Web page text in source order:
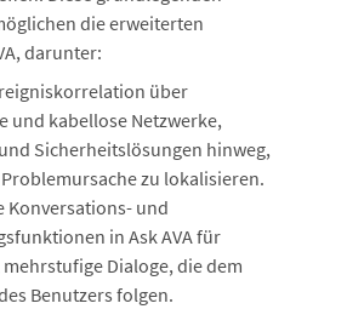
die erweiterten
darunter:
über
und kabellose Netzwerke,
Sicherheitslösungen hinweg,
zu lokalisieren.
Konversations- und
in Ask AVA für
Dialoge, die dem
Benutzers folgen.